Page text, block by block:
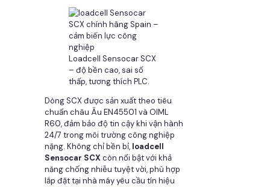
Loadcell Sensocar SCX
– độ bền cao, sai số
thấp, tương thích PLC.
Dòng SCX được sản xuất theo tiêu
chuẩn châu Âu EN45501 và OIML
R60, đảm bảo độ tin cậy khi vận hành
24/7 trong môi trường công nghiệp
nặng. Không chỉ bền bỉ, loadcell
Sensocar SCX còn nổi bật với khả
năng chống nhiễu tuyệt vời, phù hợp
lắp đặt tại nhà máy yêu cầu tín hiệu